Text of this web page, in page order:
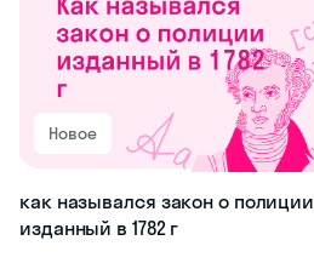
Новое
как назывался закон о полиции
изданный в 1782 г